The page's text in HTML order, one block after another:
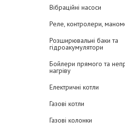
Вібраційні насоси
Реле, контролери,
Розширювальні баки та
гідроакумулятори
Бойлери прямого та
нагріву
Електричні котли
Газові котли
Газові колонки